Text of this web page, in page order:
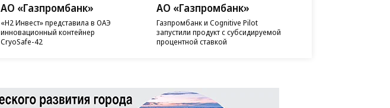
АО «Газпромбанк»
«H2 Инвест» представила в ОАЭ
инновационный контейнер
CryoSafe-42
АО «Газпромбанк»
Газпромбанк и Cognitive Pilot
запустили продукт с субсидируемой
процентной ставкой